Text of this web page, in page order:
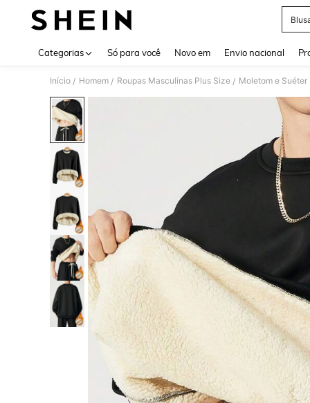
Categorias Só para você Novo em Envio nacional
Início / Homem / Roupas Masculinas Plus Size / Moletom e